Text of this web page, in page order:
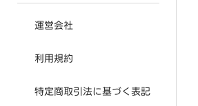
運営会社
利用規約
特定商取引法に基づく表記